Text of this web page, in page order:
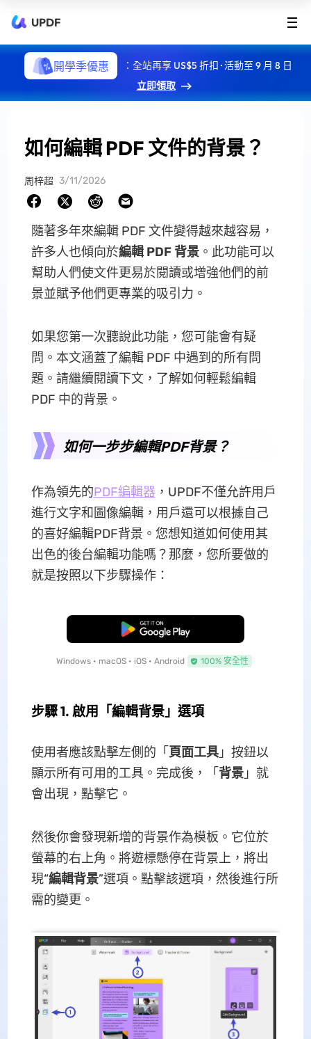
UPDF
開學季優惠
：全站再享 US$5 折扣 · 活動至 9 月 8 日
立即領取
如何編輯 PDF 文件的背景？
周梓超 3/11/2026
隨著多年來編輯 PDF 文件變得越來越容易，
許多人也傾向於編輯 PDF 背景。此功能可以
幫助人們使文件更易於閱讀或增強他們的前
景並賦予他們更專業的吸引力。
如果您第一次聽說此功能，您可能會有疑
問。本文涵蓋了編輯 PDF 中遇到的所有問
題。請繼續閱讀下文，了解如何輕鬆編輯
PDF 中的背景。
如何一步步編輯PDF背景？
作為領先的PDF編輯器 ，UPDF不僅允許用戶
進行文字和圖像編輯，用戶還可以根據自己
的喜好編輯PDF背景。您想知道如何使用其
出色的後台編輯功能嗎？那麼，您所要做的
就是按照以下步驟操作：
免費下載
Windows • macOS • iOS • Android 100% 安全性
步驟 1. 啟用「編輯背景」選項
使用者應該點擊左側的「 頁面工具」按鈕以
顯示所有可用的工具。完成後，「 背景」就
會出現，點擊它。
然後你會發現新增的背景作為模板。它位於
螢幕的右上角。將遊標懸停在背景上，將出
現“編輯背景”選項。點擊該選項，然後進行所
需的變更。